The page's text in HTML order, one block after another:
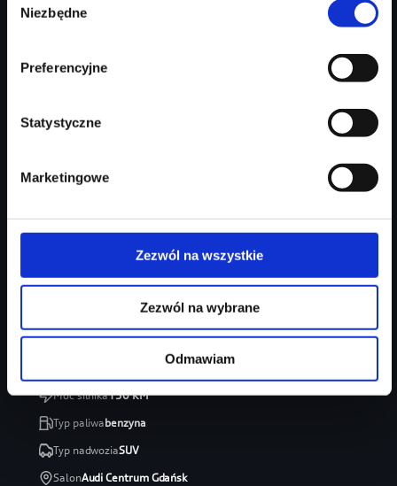
zgody
Niezbędne
Preferencyjne
Statystyczne
Marketingowe
Zezwól na wszystkie
Zezwól na wybrane
Odmawiam
Zapytaj o ofertę Szczegóły
Audi Q3 Sportback
ambiente+/ kamera cofania/ czern+/ S-line/ Mirkofibra
Moc silnika150KM
Typ paliwabenzyna
Typ nadwoziaSUV
SalonAudi Centrum Gdańsk